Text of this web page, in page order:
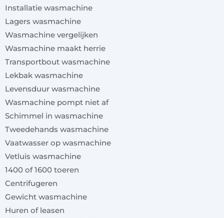
Installatie wasmachine
Lagers wasmachine
Wasmachine vergelijken
Wasmachine maakt herrie
Transportbout wasmachine
Lekbak wasmachine
Levensduur wasmachine
Wasmachine pompt niet af
Schimmel in wasmachine
Tweedehands wasmachine
Vaatwasser op wasmachine
Vetluis wasmachine
1400 of 1600 toeren
Centrifugeren
Gewicht wasmachine
Huren of leasen